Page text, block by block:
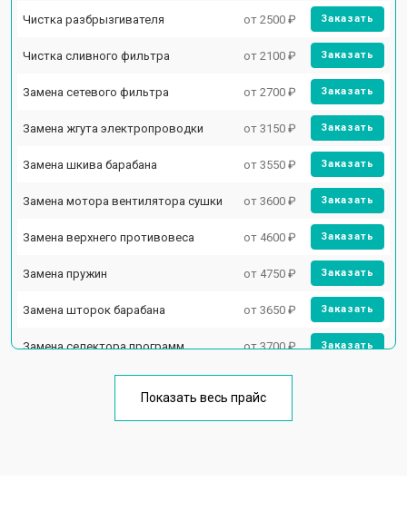
Чистка разбрызгивателя от 2500 ₽ Заказать
Чистка сливного фильтра от 2100 ₽ Заказать
Замена сетевого фильтра от 2700 ₽ Заказать
Замена жгута электропроводки от 3150 ₽ Заказать
Замена шкива барабана от 3550 ₽ Заказать
Замена мотора вентилятора сушки от 3600 ₽ Заказать
Замена верхнего противовеса от 4600 ₽ Заказать
Замена пружин от 4750 ₽ Заказать
Замена шторок барабана от 3650 ₽ Заказать
Замена селектора программ от 3700 ₽ Заказать
Замена опоры бака от 2800 ₽
Показать весь прайс